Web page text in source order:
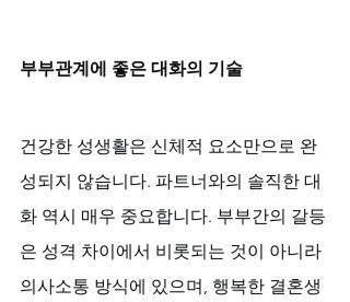
부부관계에 좋은 대화의 기술
건강한 성생활은 신체적 요소만으로 완
성되지 않습니다. 파트너와의 솔직한 대
화 역시 매우 중요합니다. 부부간의 갈등
은 성격 차이에서 비롯되는 것이 아니라
의사소통 방식에 있으며, 행복한 결혼생